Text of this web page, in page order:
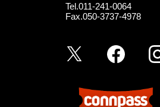
Tel.011-241-0064
Fax.050-3737-4978